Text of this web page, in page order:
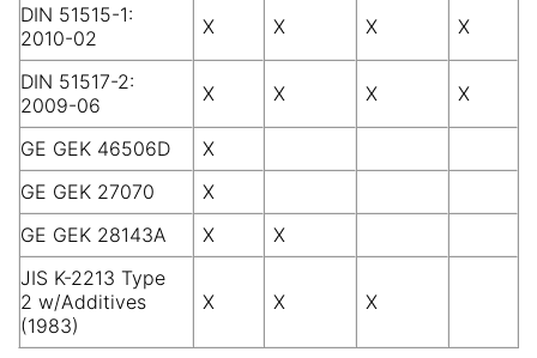
DIN 51515-1:
2010-02
X X X X
DIN 51517-2:
2009-06
X X X X
GE GEK 46506D
X
GE GEK 27070
X
GE GEK 28143A
X
X
JIS K-2213 Type
2 w/Additives
(1983)
X X X